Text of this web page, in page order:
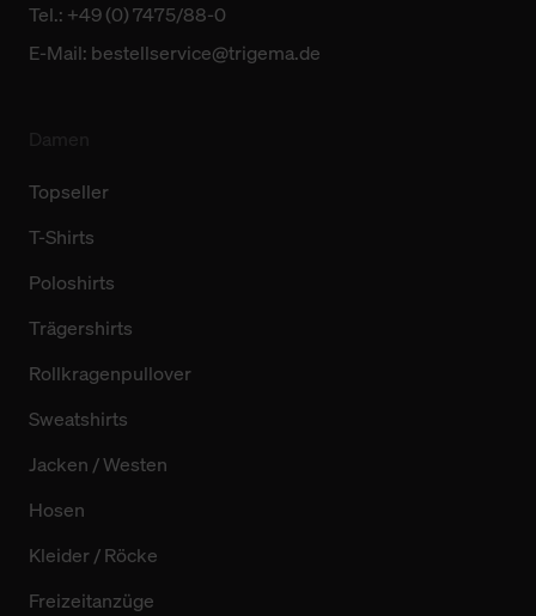
Tel.: +49 (0) 7475/88-0
E-Mail: bestellservice@trigema.de
Topseller
T-Shirts
Poloshirts
Trägershirts
Rollkragenpullover
Sweatshirts
Jacken / Westen
Hosen
Kleider / Röcke
Freizeitanzüge